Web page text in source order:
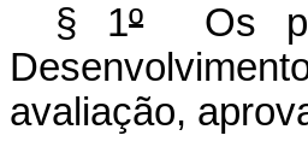
§ 1ºOs
avaliação,